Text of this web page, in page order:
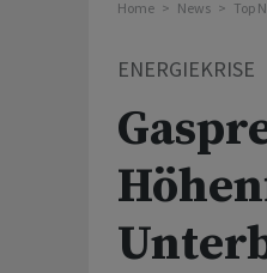
Home News Top
ENERGIEKRISE